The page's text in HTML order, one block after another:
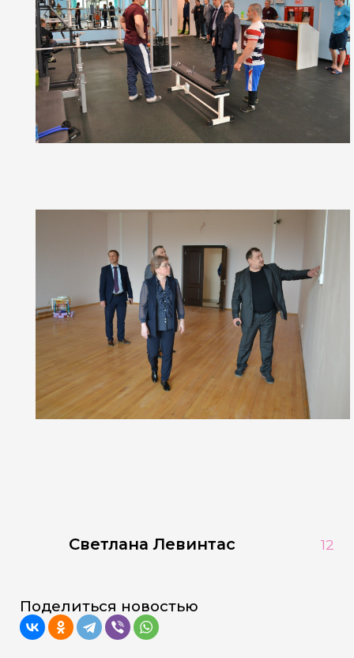
Светлана Левинтас 12
Поделиться новостью